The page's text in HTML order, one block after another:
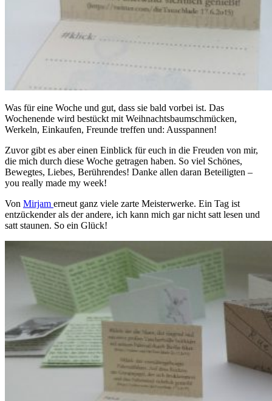
Was für eine Woche und gut, dass sie bald vorbei ist. Das
Wochenende wird bestückt mit Weihnachtsbaumschmücken,
Werkeln, Einkaufen, Freunde treffen und: Ausspannen!
Zuvor gibt es aber einen Einblick für euch in die Freuden von mir,
die mich durch diese Woche getragen haben. So viel Schönes,
Bewegtes, Liebes, Berührendes! Danke allen daran Beteiligten –
you really made my week!
Von Mirjam erneut ganz viele zarte Meisterwerke. Ein Tag ist
entzückender als der andere, ich kann mich gar nicht satt lesen und
satt staunen. So ein Glück!